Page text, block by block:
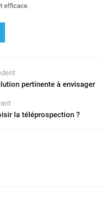
efficace.
pertinente à envisager
la téléprospection ?